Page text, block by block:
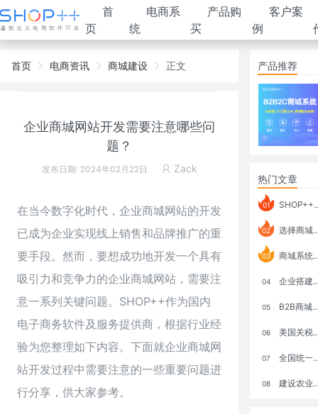
首
页
电商系
统
产品购
买
客户案
例
首页 电商资讯 商城建设 正文
企业商城网站开发需要注意哪些问
题？
发布日期: 2024年02月22日 Zack
在当今数字化时代，企业商城网站的开发
已成为企业实现线上销售和品牌推广的重
要手段。然而，要想成功地开发一个具有
吸引力和竞争力的企业商城网站，需要注
意一系列关键问题。SHOP++作为国内
电子商务软件及服务提供商，根据行业经
验为您整理如下内容。下面就企业商城网
站开发过程中需要注意的一些重要问题进
行分享，供大家参考。
产品推荐
热门文章
01 SHOP++ B2B2C V9.1 全新发布 新亮点
02 选择商城系统要考虑哪些问题？
03 商城系统如何打通跨境电商模式？
04 企业搭建积分商城系统要注意什么？
05 B2B商城系统搭建：开发语言、功能、优势分析
06 美国关税政策冲击全球电商格局：五大类平台受重创，转型与自救成关键
07 全国统一大市场：电商如何掘金新蓝海？
08 建设农业强国，网上商城来助力！